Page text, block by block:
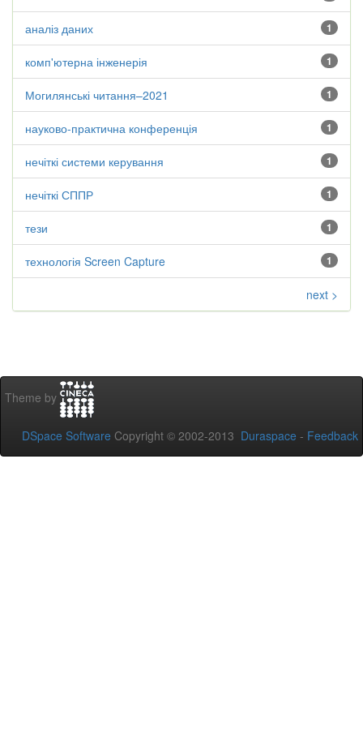
1
аналіз даних
1
комп'ютерна інженерія
1
Могилянські читання–2021
1
науково-практична конференція
1
нечіткі системи керування
1
нечіткі СППР
1
тези
1
технологія Screen Capture
next >
Theme by
DSpace Software Copyright © 2002-2013 Duraspace - Feedback